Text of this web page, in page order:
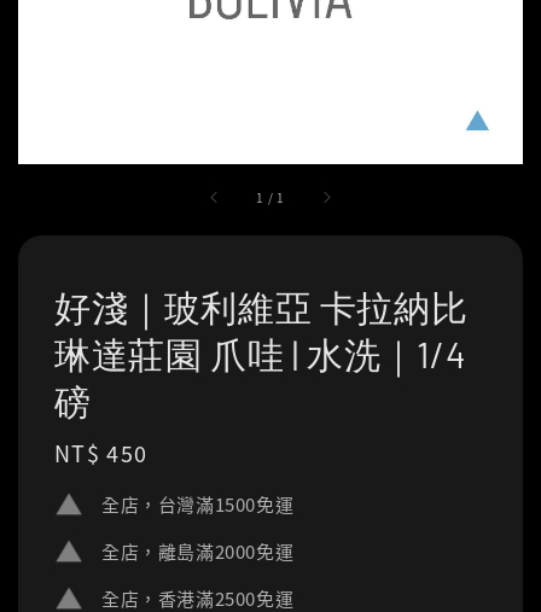
1 / 1
好淺｜玻利維亞 卡拉納比
琳達莊園 爪哇 | 水洗｜1/4
磅
Regular
NT$ 450
全店，台灣滿1500免運
全店，離島滿2000免運
全店，香港滿2500免運